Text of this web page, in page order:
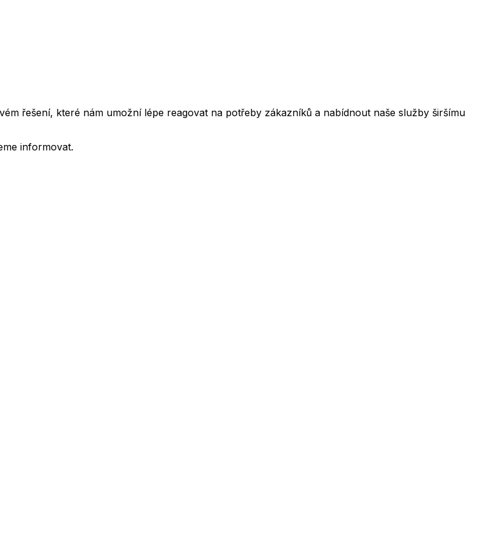
řešení, které nám umožní lépe reagovat na potřeby zákazníků a nabídnout naše služby širšímu
informovat.